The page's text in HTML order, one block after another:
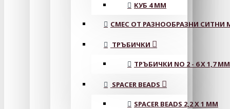
КУБ 4 ММ
СМЕС ОТ РАЗНООБРАЗНИ СИТНИ
ТРЪБИЧКИ
ТРЪБИЧКИ NO 2 - 6 X 1,7 MM
SPACER BEADS
SPACER BEADS 2,2 X 1 MM